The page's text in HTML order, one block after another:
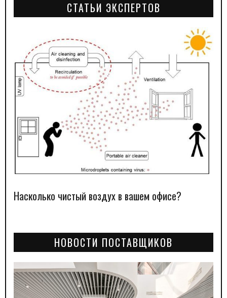
СТАТЬИ ЭКСПЕРТОВ
Насколько чистый воздух в вашем офисе?
НОВОСТИ ПОСТАВЩИКОВ